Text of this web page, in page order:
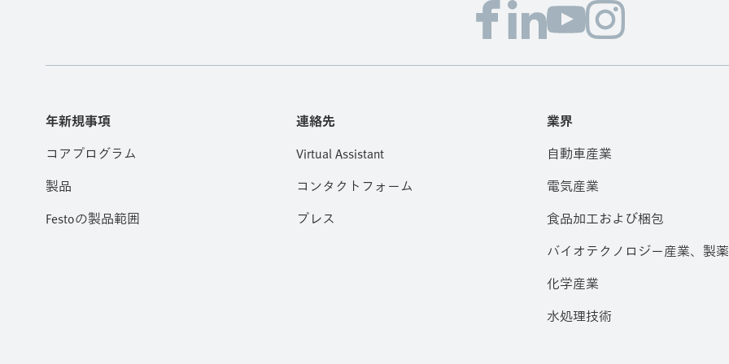
年新規事項
コアプログラム
製品
Festoの製品範囲
連絡先
Virtual Assistant
コンタクトフォーム
プレス
業界
自動車産業
電気産業
食品加工および梱包
バイオテクノロジー産業、製薬
化学産業
水処理技術